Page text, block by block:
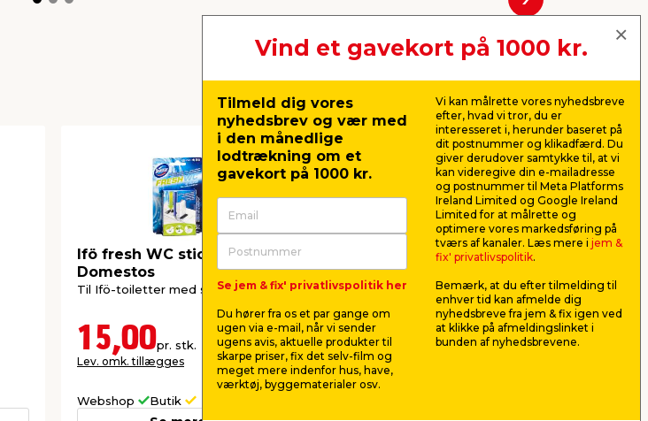
Næste
Ifö fresh WC sticks 5 stk. -
Domestos
Til Ifö-toiletter med skyllesymbol.
15,00pr. stk.
Lev. omk. tillægges
Webshop Butik
Fugerenserbørste m/soft
grip grå - G. Funder
Børste til rengøring af fugerne på
badeværelset og i køkkenet.
12,95 pr. stk.
Lev. omk. tillægges
Sterling
Til
cisternen.
Vind et gavekort på 1000 kr.
Tilmeld dig vores
nyhedsbrev og vær med
i den månedlige
lodtrækning om et
gavekort på 1000 kr.
Se jem & fix' privatlivspolitik her
Du hører fra os et par gange om
ugen via e-mail, når vi sender
ugens avis, aktuelle produkter til
skarpe priser, fix det selv-film og
meget mere indenfor hus, have,
værktøj, byggematerialer osv.
Vi kan målrette vores nyhedsbreve
efter, hvad vi tror, du er
interesseret i, herunder baseret på
dit postnummer og klikadfærd. Du
giver derudover samtykke til, at vi
kan videregive din e-mailadresse
og postnummer til Meta Platforms
Ireland Limited og Google Ireland
Limited for at målrette og
optimere vores markedsføring på
tværs af kanaler. Læs mere i jem &
fix' privatlivspolitik.
Bemærk, at du efter tilmelding til
enhver tid kan afmelde dig
nyhedsbreve fra jem & fix igen ved
at klikke på afmeldingslinket i
bunden af nyhedsbrevene.